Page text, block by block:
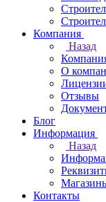
Компания
Назад
О
Отзывы
Блог
Информация
Назад
Контакты